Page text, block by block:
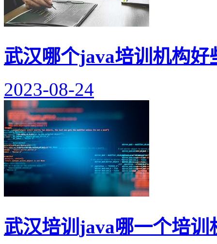
武汉哪个java培训机构好
2023-08-24
武汉培训java哪一个培训